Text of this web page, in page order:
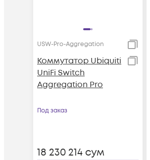
USW-Pro-Aggregation
Коммутатор Ubiquiti
UniFi Switch
Aggregation Pro
Под заказ
18 230 214 сум